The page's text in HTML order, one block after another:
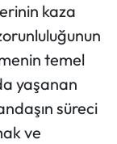
kaza
temel
yaşanan
süreci
ve